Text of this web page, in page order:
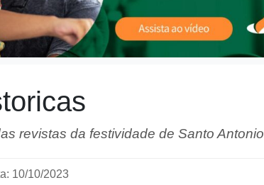
revistas da festividade de Santo Antonio
10/10/2023